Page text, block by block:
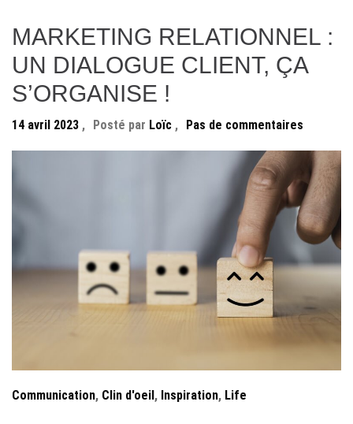
MARKETING RELATIONNEL :
UN DIALOGUE CLIENT, ÇA
S’ORGANISE !
14 avril 2023 , Posté par Loïc , Pas de commentaires
Communication, Clin d'oeil, Inspiration, Life